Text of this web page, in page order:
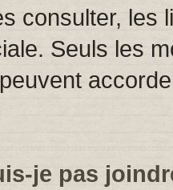
consulter, les
Seuls les
je pas